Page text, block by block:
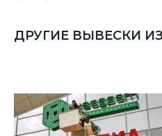
ДРУГИЕ ВЫВЕСКИ